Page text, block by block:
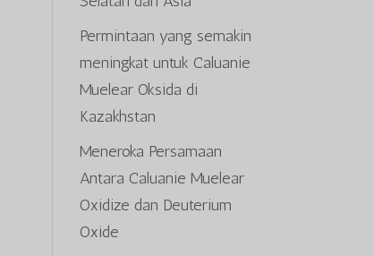
Permintaan yang semakin
meningkat untuk Caluanie
Muelear Oksida di
Kazakhstan
Meneroka Persamaan
Antara Caluanie Muelear
Oxidize dan Deuterium
Oxide